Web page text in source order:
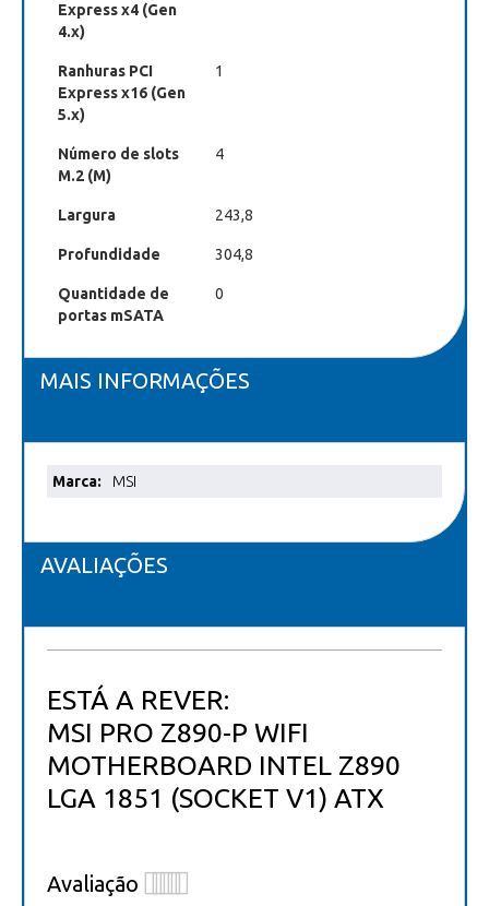
Express x4 (Gen
4.x)
Ranhuras PCI
Express x16 (Gen
5.x)
1
Número de slots
M.2 (M)
4
Largura 243,8
Profundidade 304,8
Quantidade de
portas mSATA
0
MAIS INFORMAÇÕES
Mais
MSI
AVALIAÇÕES
ESTÁ A REVER:
MSI PRO Z890-P WIFI
MOTHERBOARD INTEL Z890
LGA 1851 (SOCKET V1) ATX
Avaliação